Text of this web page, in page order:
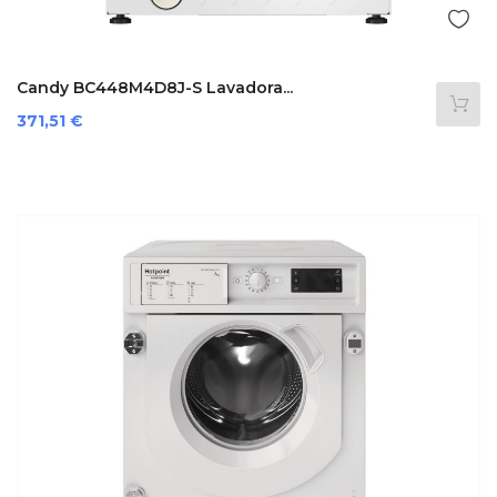
Candy BC448M4D8J-S Lavadora...
Precio
371,51 €